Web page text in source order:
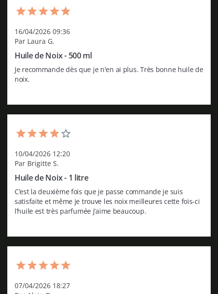
16/04/2026 09:36
Par Laura G.
Huile de Noix - 500 ml
Je recommande dès que je n'en ai plus. Très bonne huile de
noix.
10/04/2026 12:20
Par Brigitte S.
Huile de Noix - 1 litre
C’est la deuxième fois que je passe commande je suis
satisfaite et même je trouve les noix meilleures cette fois-ci
l’huile est très parfumée j’aime beaucoup.
07/04/2026 18:27